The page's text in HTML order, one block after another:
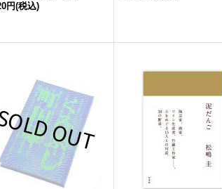
円(税込)